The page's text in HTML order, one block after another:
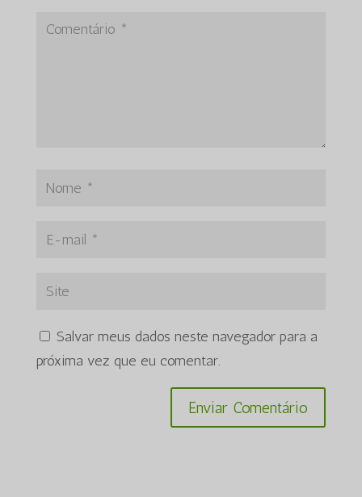
Salvar meus dados neste navegador para a
próxima vez que eu comentar.